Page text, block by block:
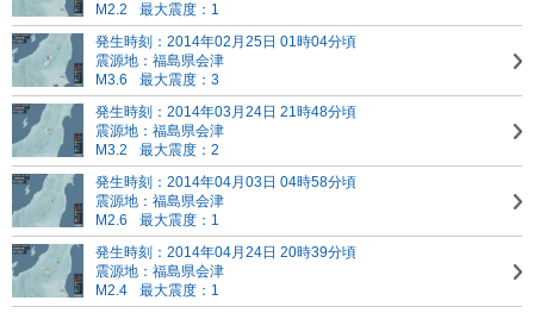
M2.2
最大震度：1
発生時刻：2014年02月25日 01時04分頃
震源地：福島県会津
M3.6
最大震度：3
発生時刻：2014年03月24日 21時48分頃
震源地：福島県会津
M3.2
最大震度：2
発生時刻：2014年04月03日 04時58分頃
震源地：福島県会津
M2.6
最大震度：1
発生時刻：2014年04月24日 20時39分頃
震源地：福島県会津
M2.4
最大震度：1